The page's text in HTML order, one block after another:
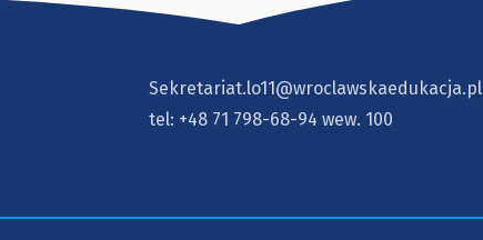
Sekretariat.lo11@wroclawskaedukacja.pl
tel: +48 71 798-68-94 wew. 100